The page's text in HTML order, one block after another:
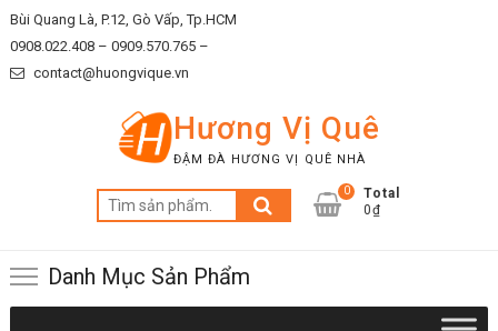
Skip
to
content
Bùi Quang Là, P.12, Gò Vấp, Tp.HCM
0908.022.408 – 0909.570.765 –
contact@huongvique.vn
Hương Vị Quê
ĐẬM ĐÀ HƯƠNG VỊ QUÊ NHÀ
Tìm
kiếm:
0
Total
0₫
Danh Mục Sản Phẩm